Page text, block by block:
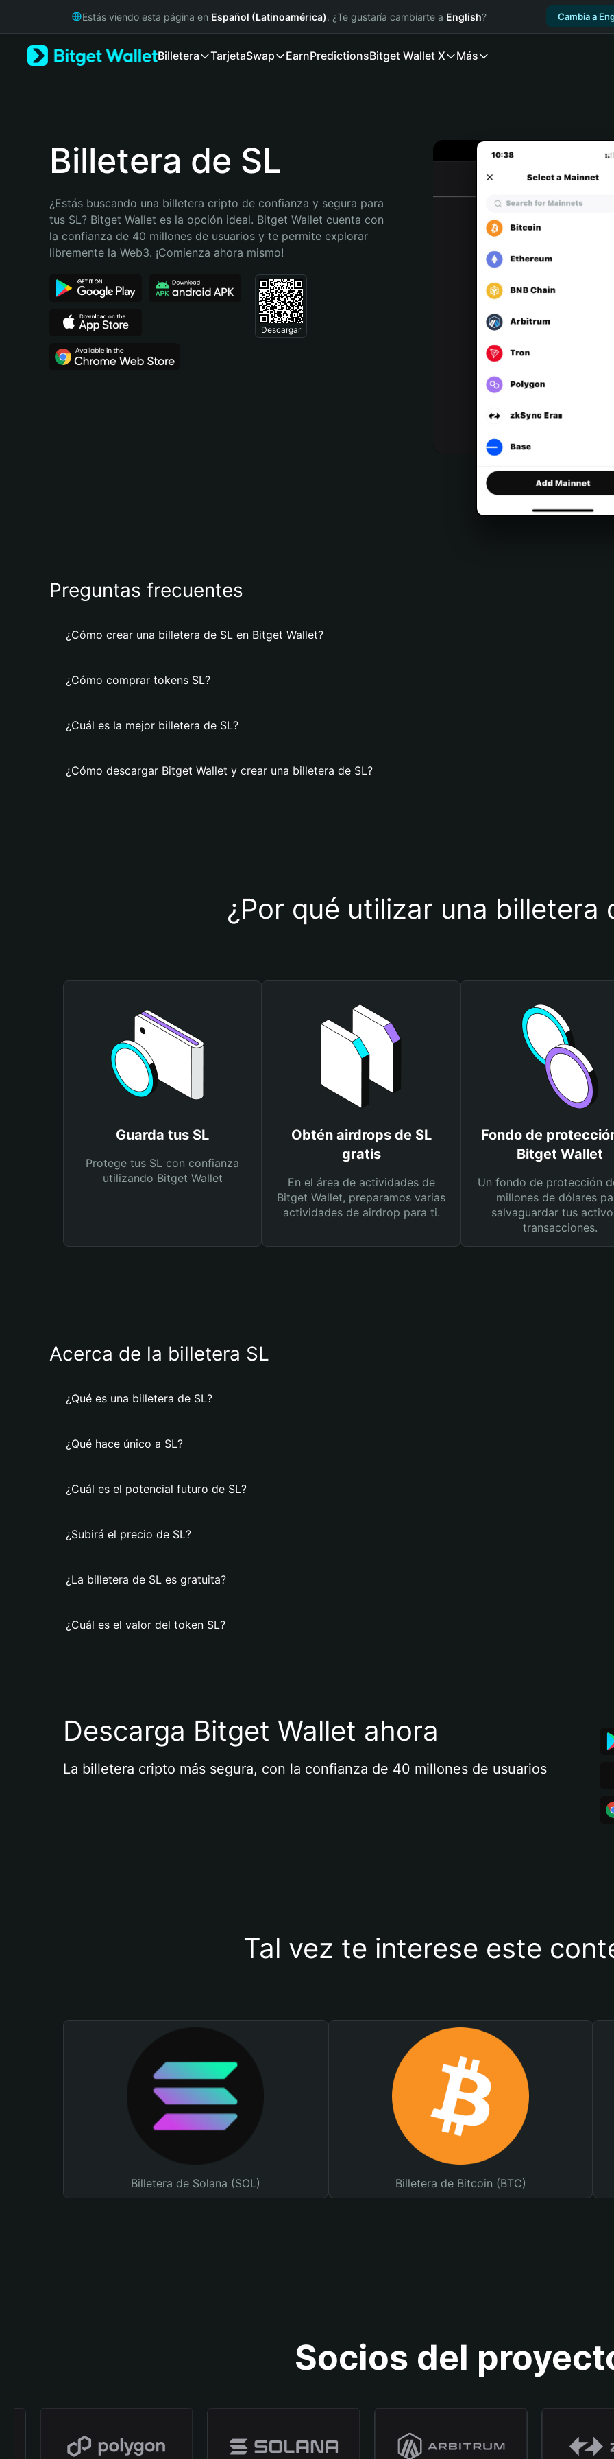
Русский
Bahasa Indonesia
Português (Brasil)
Estás viendo esta página en Español (Latinoamérica). ¿Te gustaría cambiarte a English? Cambia a
Billetera TarjetaSwap EarnPredictionsBitget Wallet X Más
Billetera de SL
¿Estás buscando una billetera cripto de confianza y segura para
tus SL? Bitget Wallet es la opción ideal. Bitget Wallet cuenta con
la confianza de 40 millones de usuarios y te permite explorar
libremente la Web3. ¡Comienza ahora mismo!
Descargar
Preguntas frecuentes
¿Cómo crear una billetera de SL en Bitget Wallet?
¿Cómo comprar tokens SL?
¿Cuál es la mejor billetera de SL?
¿Cómo descargar Bitget Wallet y crear una billetera de SL?
¿Por qué utilizar una billetera
Guarda tus SL
Protege tus SL con confianza
utilizando Bitget Wallet
Obtén airdrops de SL
gratis
En el área de actividades de
Bitget Wallet, preparamos varias
actividades de airdrop para ti.
Fondo de
Bitget Wallet
Un fondo de protección
millones de dólares
salvaguardar tus
transacciones.
Acerca de la billetera SL
¿Qué es una billetera de SL?
¿Qué hace único a SL?
¿Cuál es el potencial futuro de SL?
¿Subirá el precio de SL?
¿La billetera de SL es gratuita?
¿Cuál es el valor del token SL?
Descarga Bitget Wallet ahora
La billetera cripto más segura, con la confianza de 40 millones de usuarios
Tal vez te interese este
Billetera de Solana (SOL) Billetera de Bitcoin (BTC)
Socios del